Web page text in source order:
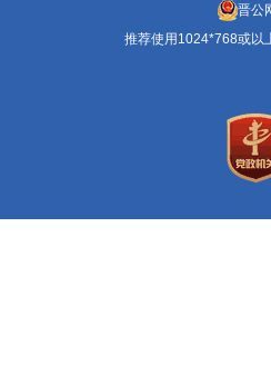
晋公
推荐使用1024*768或以